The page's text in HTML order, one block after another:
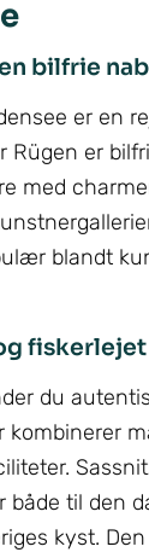
bilfrie
er en
Rügen er
med
blandt
fiskerlejet
du
kombinerer
både til den
kyst.